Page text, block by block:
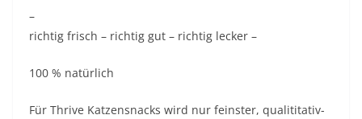
–
richtig frisch – richtig gut – richtig lecker –
100 % natürlich
Für Thrive Katzensnacks wird nur feinster, qualititativ-